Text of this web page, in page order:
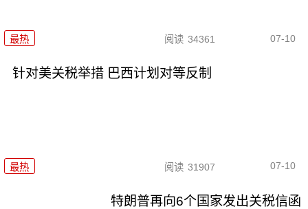
最热 阅读 34361 07-10
针对美关税举措 巴西计划对等反制
最热 阅读 31907 07-10
特朗普再向6个国家发出关税信函